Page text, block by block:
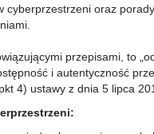
cyberprzestrzeni oraz
przepisami, to
i autentyczność
4) ustawy z dnia 5 lipca